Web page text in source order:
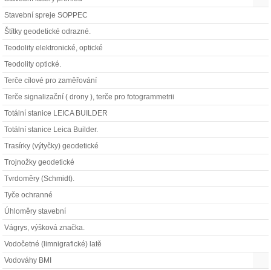
Stavební spreje SOPPEC
Štítky geodetické odrazné.
Teodolity elektronické, optické
Teodolity optické.
Terče cílové pro zaměřování
Terče signalizační ( drony ), terče pro fotogrammetrii
Totální stanice LEICA BUILDER
Totální stanice Leica Builder.
Trasírky (výtyčky) geodetické
Trojnožky geodetické
Tvrdoměry (Schmidt).
Tyče ochranné
Úhloměry stavební
Vágrys, výšková značka.
Vodočetné (limnigrafické) latě
Vodováhy BMI